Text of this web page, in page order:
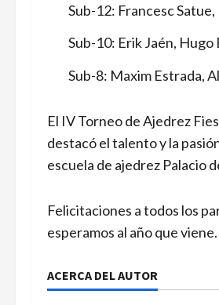
Sub-12: Francesc
Sub-10: Erik Jaén, Hugo
Sub-8: Maxim Estrada,
El IV Torneo de Ajedrez
destacó el talento y la
escuela de ajedrez Palacio
Felicitaciones a todos los
esperamos al año que viene.
ACERCA DEL AUTOR